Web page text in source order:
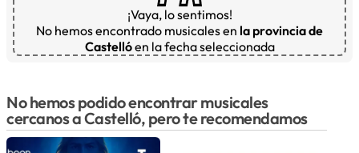
¡Vaya, lo sentimos!
No hemos encontrado musicales en la provincia de
Castellóen la fecha seleccionada
No hemos podido encontrar musicales
cercanos a Castelló, pero te recomendamos